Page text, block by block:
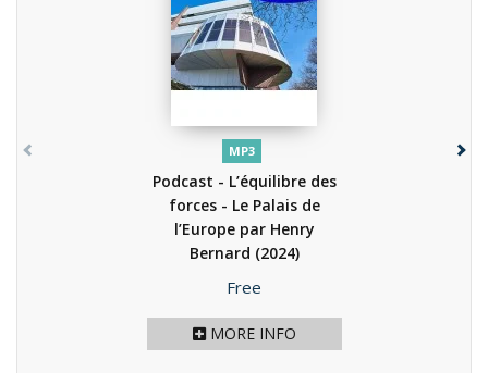
MP3
Podcast - L’équilibre des
forces - Le Palais de
l’Europe par Henry
Bernard (2024)
Price
Free
MORE INFO